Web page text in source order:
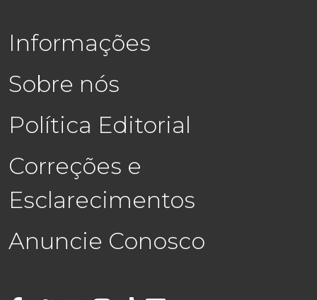
Informações
Sobre nós
Política Editorial
Correções e
Esclarecimentos
Anuncie Conosco